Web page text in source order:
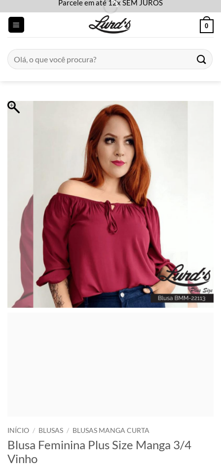
content
Parcele em até 12x SEM JUROS
0
Pesquisar
por:
INÍCIO / BLUSAS / BLUSAS MANGA CURTA
Blusa Feminina Plus Size Manga 3/4
Vinho